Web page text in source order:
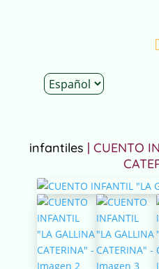
infantiles | CUENTO